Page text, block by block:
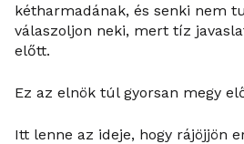
kétharmadának, és senki nem
válaszoljon neki, mert tíz
előtt.
Ez az elnök túl gyorsan megy
Itt lenne az ideje, hogy rájöjjön